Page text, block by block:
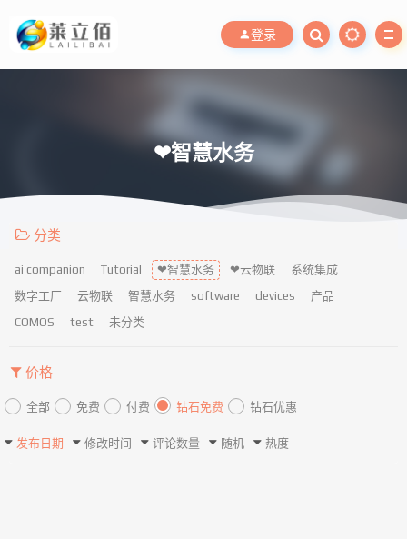
登录
❤智慧水务
分类
ai companion Tutorial ❤智慧水务 ❤云物联
系统集成
数字工厂
云物联 智慧水务 software devices
产品
COMOS
test 未分类
价格
全部 免费 付费 钻石免费 钻石优惠
发布日期 修改时间 评论数量 随机 热度